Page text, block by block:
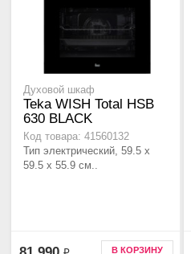
Духовой шкаф
Teka WISH Total HSB
630 BLACK
Код товара: 41560132
Тип электрический, 59.5 х
59.5 x 55.9 см..
В КОРЗИНУ